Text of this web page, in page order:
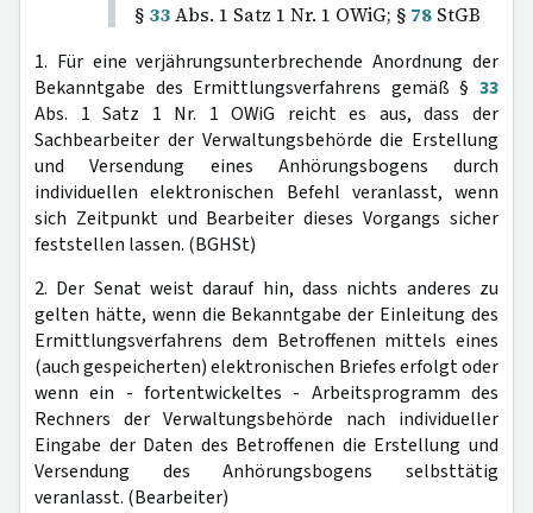
§ 33Abs. 1 Satz 1 Nr. 1 OWiG; § 78 StGB
1. Für eine verjährungsunterbrechende Anordnung der
Bekanntgabe des Ermittlungsverfahrens gemäß § 33
Abs. 1 Satz 1 Nr. 1 OWiG reicht es aus, dass der
Sachbearbeiter der Verwaltungsbehörde die Erstellung
und Versendung eines Anhörungsbogens durch
individuellen elektronischen Befehl veranlasst, wenn
sich Zeitpunkt und Bearbeiter dieses Vorgangs sicher
feststellen lassen. (BGHSt)
2. Der Senat weist darauf hin, dass nichts anderes zu
gelten hätte, wenn die Bekanntgabe der Einleitung des
Ermittlungsverfahrens dem Betroffenen mittels eines
(auch gespeicherten) elektronischen Briefes erfolgt oder
wenn ein - fortentwickeltes - Arbeitsprogramm des
Rechners der Verwaltungsbehörde nach individueller
Eingabe der Daten des Betroffenen die Erstellung und
Versendung des Anhörungsbogens selbsttätig
veranlasst. (Bearbeiter)